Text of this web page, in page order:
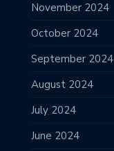
November 2024
October 2024
September 2024
August 2024
July 2024
June 2024